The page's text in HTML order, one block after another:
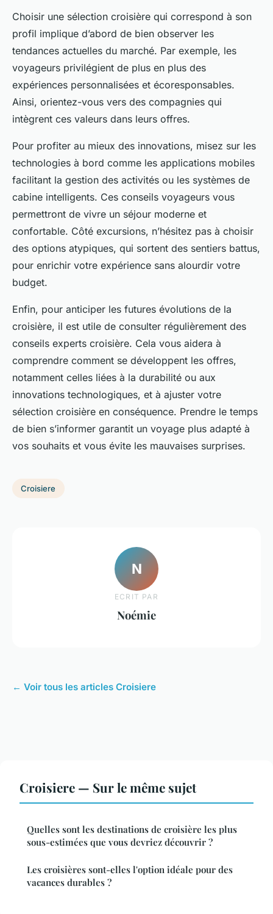
Choisir une sélection croisière qui correspond à son
profil implique d’abord de bien observer les
tendances actuelles du marché. Par exemple, les
voyageurs privilégient de plus en plus des
expériences personnalisées et écoresponsables.
Ainsi, orientez-vous vers des compagnies qui
intègrent ces valeurs dans leurs offres.
Pour profiter au mieux des innovations, misez sur les
technologies à bord comme les applications mobiles
facilitant la gestion des activités ou les systèmes de
cabine intelligents. Ces conseils voyageurs vous
permettront de vivre un séjour moderne et
confortable. Côté excursions, n’hésitez pas à choisir
des options atypiques, qui sortent des sentiers battus,
pour enrichir votre expérience sans alourdir votre
budget.
Enfin, pour anticiper les futures évolutions de la
croisière, il est utile de consulter régulièrement des
conseils experts croisière. Cela vous aidera à
comprendre comment se développent les offres,
notamment celles liées à la durabilité ou aux
innovations technologiques, et à ajuster votre
sélection croisière en conséquence. Prendre le temps
de bien s’informer garantit un voyage plus adapté à
vos souhaits et vous évite les mauvaises surprises.
Croisiere
N
ECRIT PAR
Noémie
← Voir tous les articles Croisiere
Croisiere — Sur le même sujet
Quelles sont les destinations de croisière les plus
sous-estimées que vous devriez découvrir ?
Les croisières sont-elles l'option idéale pour des
vacances durables ?